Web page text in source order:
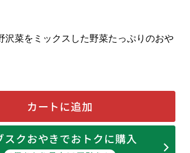
菜をミックスした野菜たっぷりのおや
カートに追加
スクおやきでおトクに購入